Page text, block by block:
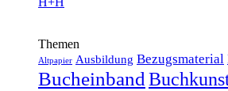
Themen
Altpapier Ausbildung Bezugsmaterial
Bucheinband